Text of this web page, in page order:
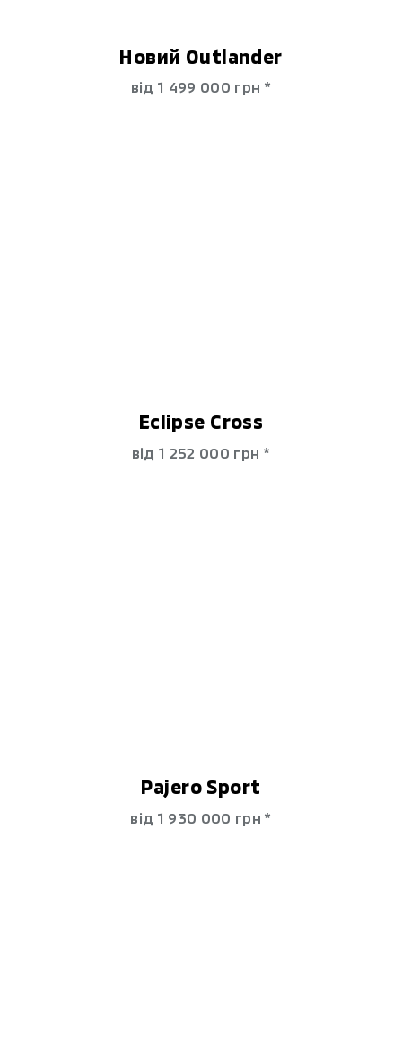
Новий Outlander
від 1 499 000 гpн *
Eclipse Cross
від 1 252 000 гpн *
Pajero Sport
від 1 930 000 гpн *